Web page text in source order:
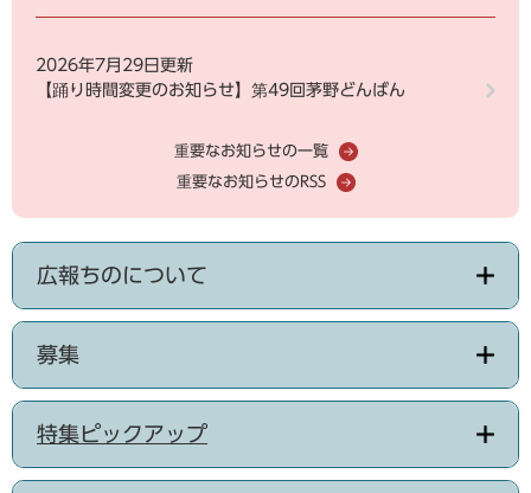
2026年7月29日更新
【踊り時間変更のお知らせ】第49回茅野どんばん
重要なお知らせの一覧
重要なお知らせのRSS
広報ちのについて
募集
特集ピックアップ